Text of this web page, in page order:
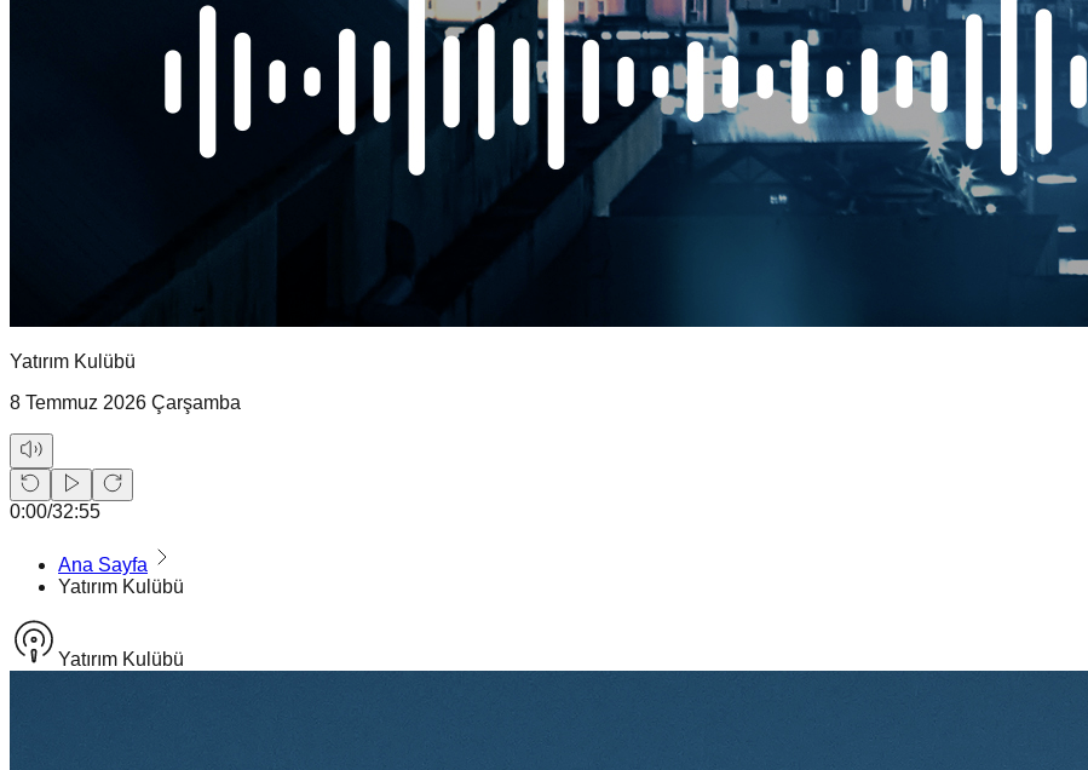
Yatırım Kulübü
8 Temmuz 2026 Çarşamba
0:00/32:55
Ana Sayfa
Yatırım Kulübü
Yatırım Kulübü